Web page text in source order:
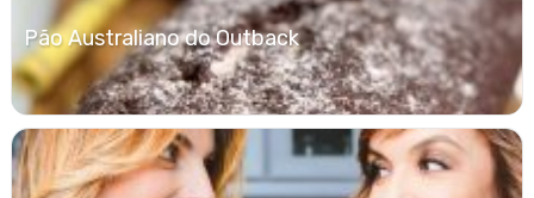
Pão Australiano do Outback